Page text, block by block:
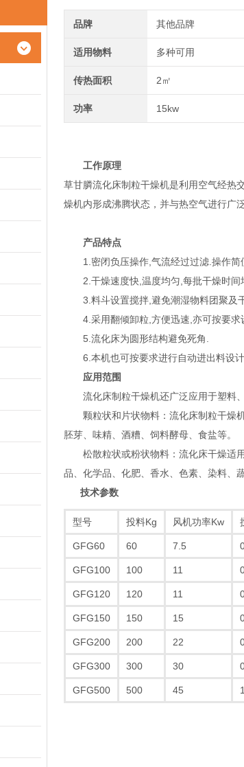
品牌 其他品牌
适用物料 多种可用
传热面积 2㎡
功率 15kw
工作原理
草甘膦流化床制粒干燥机是利用空气经热
燥机内形成沸腾状态，并与热空气进行广
产品特点
1.密闭负压操作,气流经过过滤.操作简
2.干燥速度快,温度均匀,每批干燥时间
3.料斗设置搅拌,避免潮湿物料团聚及
4.采用翻倾卸粒,方便迅速,亦可按要求
5.流化床为圆形结构避免死角.
6.本机也可按要求进行自动进出料设计
应用范围
流化床制粒干燥机还广泛应用于塑料
颗粒状和片状物料‌：流化床制粒干燥
胚芽、味精、酒糟、饲料酵母、食盐等‌。
松散粒状或粉状物料‌：流化床干燥适
品、化学品、化肥、香水、色素、染料、
技术参数
型号 投料Kg 风机功率Kw
GFG60 60 7.5
GFG100 100 11
GFG120 120 11
GFG150 150 15
GFG200 200 22
GFG300 300 30
GFG500 500 45